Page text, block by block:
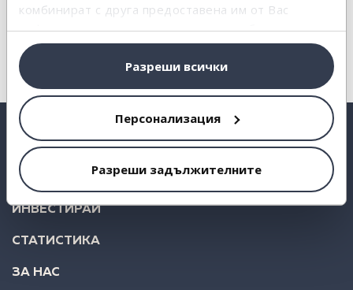
комбинират с друга предоставена им от Вас
информация или с такава, която са събрали от
ползването от Ваша страна на услугите им.
Разреши всички
Персонализация
Разреши задължителните
ВЗЕМИ КРЕДИТ
ИНВЕСТИРАЙ
СТАТИСТИКА
ЗА НАС